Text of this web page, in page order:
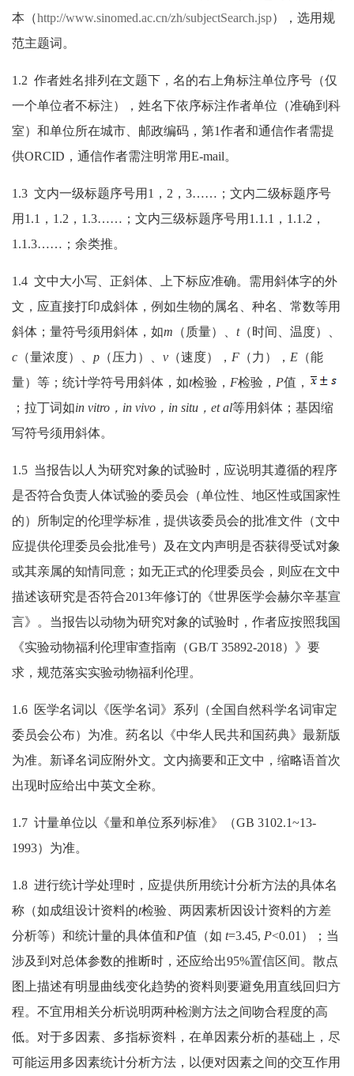
本（http://www.sinomed.ac.cn/zh/subjectSearch.jsp），选用规
范主题词。
1.2 作者姓名排列在文题下，名的右上角标注单位序号（仅
一个单位者不标注），姓名下依序标注作者单位（准确到科
室）和单位所在城市、邮政编码， 第1作者和通信作者需提
供ORCID ， 通信作者需注明常用E-mail。
1.3 文内一级标题序号用1，2，3……；文内二级标题序号
用1.1，1.2，1.3……；文内三级标题序号用1.1.1，1.1.2，
1.1.3……；余类推。
1.4 文中大小写、正斜体、上下标应准确。需用斜体字的外
文，应直接打印成斜体，例如生物的属名、种名、常数等用
斜体；量符号须用斜体，如m （质量）、 t（时间、温度）、
c （量浓度）、 p （压力）、 v （速度）， F （力）， E （能
量）等；统计学符号用斜体，如t检验， F检验， P值，
；拉丁词如in vitro，in vivo，in situ，et al等用斜体；基因缩
写符号须用斜体。
1.5 当报告以人为研究对象的试验时，应说明其遵循的程序
是否符合负责人体试验的委员会（单位性、地区性或国家性
的）所制定的伦理学标准，提供该委员会的批准文件（文中
应提供伦理委员会批准号）及在文内声明是否获得受试对象
或其亲属的知情同意；如无正式的伦理委员会，则应在文中
描述该研究是否符合2013年修订的《世界医学会赫尔辛基宣
言》。当报告以动物为研究对象的试验时，作者应按照我国
《实验动物福利伦理审查指南（GB/T 35892-2018）》要
求，规范落实实验动物福利伦理。
1.6 医学名词以《医学名词》系列（全国自然科学名词审定
委员会公布）为准。药名以《中华人民共和国药典》最新版
为准。新译名词应附外文。文内摘要和正文中，缩略语首次
出现时应给出中英文全称。
1.7 计量单位以《量和单位系列标准》（GB 3102.1~13-
1993）为准。
1.8 进行统计学处理时，应提供所用统计分析方法的具体名
称（如成组设计资料的t检验、两因素析因设计资料的方差
分析等）和统计量的具体值和P值（如 t=3.45, P<0.01）；当
涉及到对总体参数的推断时，还应给出95%置信区间。散点
图上描述有明显曲线变化趋势的资料则要避免用直线回归方
程。不宜用相关分析说明两种检测方法之间吻合程度的高
低。对于多因素、多指标资料，在单因素分析的基础上，尽
可能运用多因素统计分析方法，以便对因素之间的交互作用